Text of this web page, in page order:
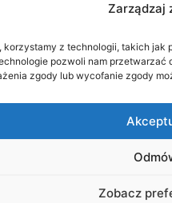
Zarządzaj
z technologii, takich
pozwoli nam
zgody lub wycofanie zgody
Zobacz